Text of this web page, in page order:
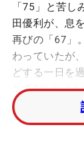
「75」と苦
田優利が、息
再びの「67」
わっていたが
どする一日を
なる9位タイ
「風がなかっ